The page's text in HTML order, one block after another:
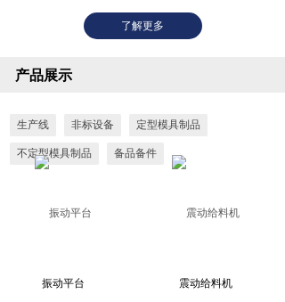
了解更多
产品展示
生产线 非标设备 定型模具制品
不定型模具制品 备品备件
振动平台 震动给料机